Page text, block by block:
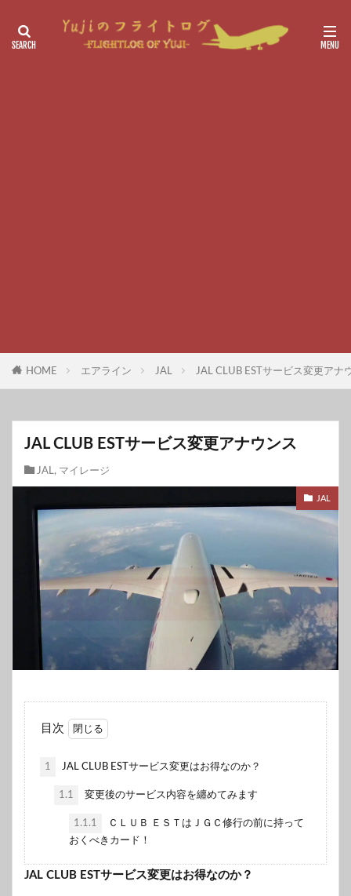
HOME エアライン JAL JAL CLUB ESTサービス変更アナ
JAL CLUB ESTサービス変更アナウンス
JAL, マイレージ
JAL
目次
1 JAL CLUB ESTサービス変更はお得なのか？
1.1 変更後のサービス内容を纏めてみます
1.1.1
ＣＬＵＢ ＥＳＴはＪＧＣ修行の前に持って
おくべきカード！
JAL CLUB ESTサービス変更はお得なのか？